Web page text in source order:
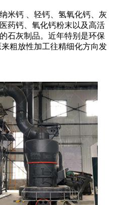
米钙 、轻钙、氢氧化钙、灰
药钙、氧化钙粉末以及高活
石灰制品。近年特别是环保
粗放性加工往精细化方向发